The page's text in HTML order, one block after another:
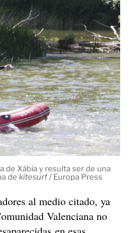
de Xàbia y resulta ser de una
de kitesurf/ Europa Press
al medio citado, ya
Valenciana no